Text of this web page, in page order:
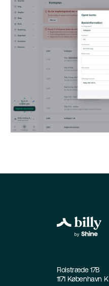
Fiolstræde 17B
1171 København K